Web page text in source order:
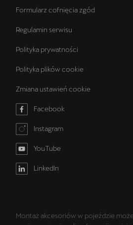
Formularz cofnięcia zgód
Regulamin serwisu
Polityka prywatności
Polityka plików cookie
Zmiana ustawień cookie
Facebook
Instagram
YouTube
LinkedIn
Montaż akcesoriów w pojeździe